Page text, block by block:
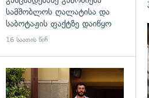
სამშობლოს ღალატისა და
საბოტაჟის ფაქტზე დაიწყო
16 საათის წინ